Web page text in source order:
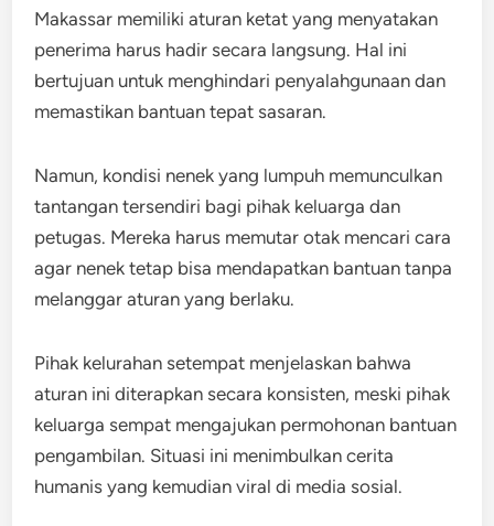
Makassar memiliki aturan ketat yang menyatakan
penerima harus hadir secara langsung. Hal ini
bertujuan untuk menghindari penyalahgunaan dan
memastikan bantuan tepat sasaran.
Namun, kondisi nenek yang lumpuh memunculkan
tantangan tersendiri bagi pihak keluarga dan
petugas. Mereka harus memutar otak mencari cara
agar nenek tetap bisa mendapatkan bantuan tanpa
melanggar aturan yang berlaku.
Pihak kelurahan setempat menjelaskan bahwa
aturan ini diterapkan secara konsisten, meski pihak
keluarga sempat mengajukan permohonan bantuan
pengambilan. Situasi ini menimbulkan cerita
humanis yang kemudian viral di media sosial.